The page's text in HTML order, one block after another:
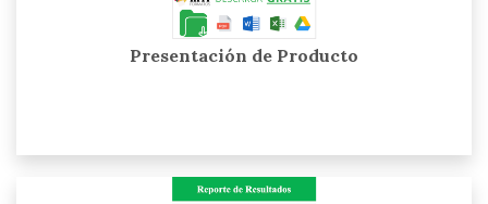
Presentación de Producto